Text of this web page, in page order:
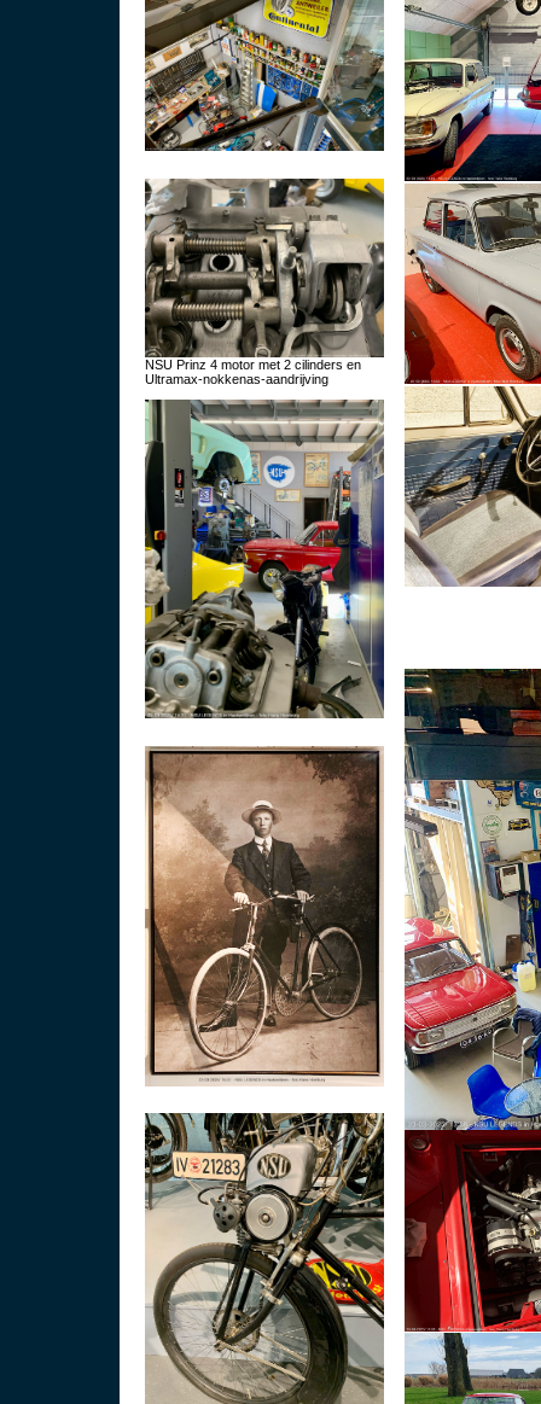
NSU Prinz 4 motor met 2 cilinders en
Ultramax-nokkenas-aandrijving